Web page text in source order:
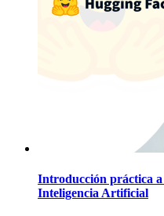
Introducción práctica a
Inteligencia Artificial